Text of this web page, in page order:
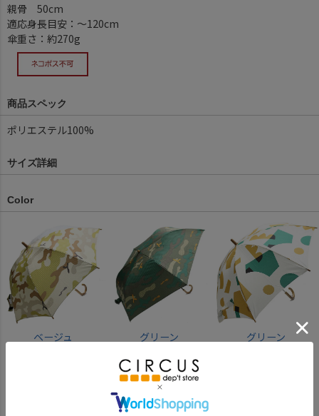
親骨 50cm
適応身長目安：～120cm
傘重さ：約270g
商品スペック
ポリエステル100%
サイズ詳細
Color
ベージュ グリーン グリーン